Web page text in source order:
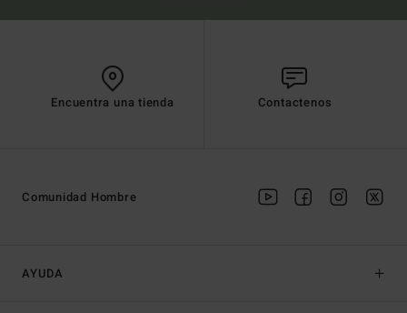
Encuentra una tienda Contactenos
AYUDA
Comunidad Hombre